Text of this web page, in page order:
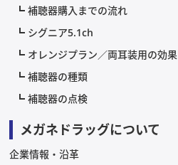
補聴器購入までの流れ
シグニア5.1ch
オレンジプラン／両耳装用の効果
補聴器の種類
補聴器の点検
メガネドラッグについて
企業情報・沿革